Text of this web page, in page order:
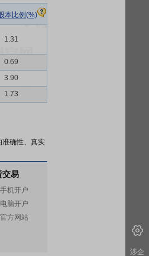
本比例(%)
1.31
0.69
3.90
1.73
准确性、真实
交易
机开户
脑开户
方网站
涉企